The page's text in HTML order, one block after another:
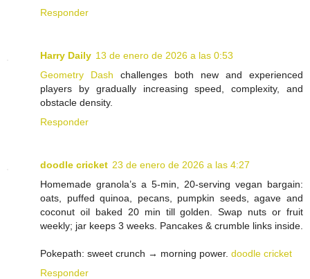
Responder
Harry Daily 13 de enero de 2026 a las 0:53
Geometry Dash challenges both new and experienced
players by gradually increasing speed, complexity, and
obstacle density.
Responder
doodle cricket 23 de enero de 2026 a las 4:27
Homemade granola’s a 5-min, 20-serving vegan bargain:
oats, puffed quinoa, pecans, pumpkin seeds, agave and
coconut oil baked 20 min till golden. Swap nuts or fruit
weekly; jar keeps 3 weeks. Pancakes & crumble links inside.
Pokepath: sweet crunch → morning power. doodle cricket
Responder